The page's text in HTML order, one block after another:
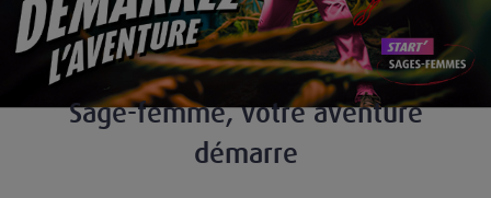
Sage-femme, votre aventure
démarre